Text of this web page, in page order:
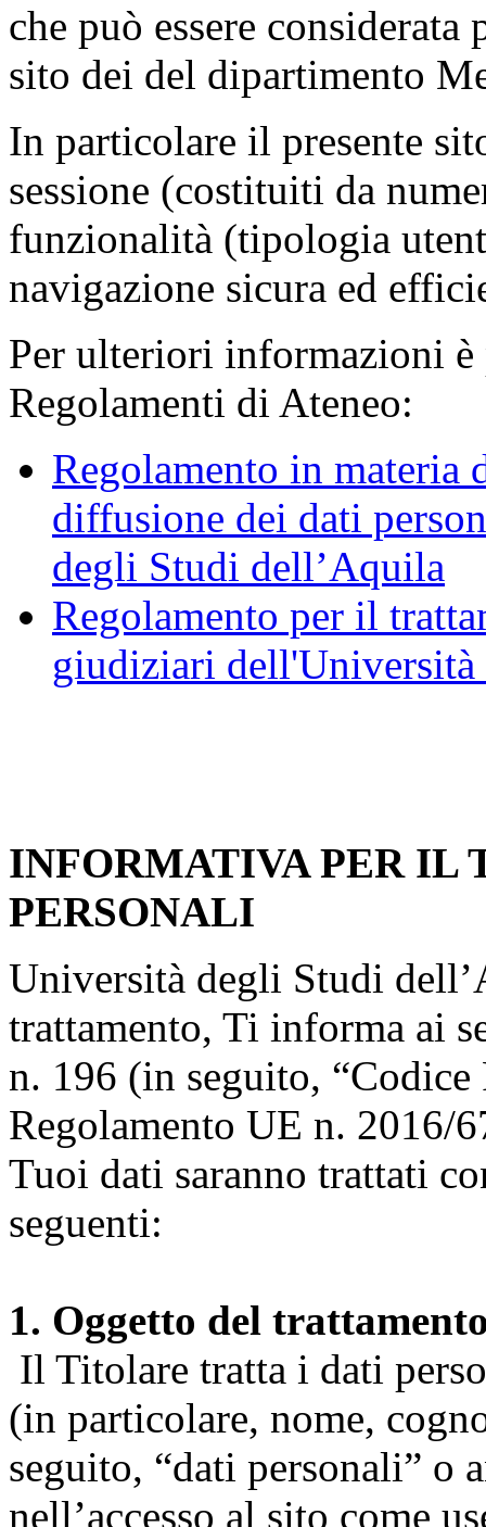
che può essere
sito dei del dipartimento
In particolare il presente
sessione (costituiti da
funzionalità (tipologia
navigazione sicura ed
Per ulteriori informazioni è
Regolamenti di Ateneo:
Regolamento in materia
diffusione dei dati
degli Studi dell’Aquila
Regolamento per il
giudiziari
INFORMATIVA PER IL
PERSONALI
Università degli Studi
trattamento, Ti informa ai
n. 196 (in seguito, “Codice
Regolamento UE n. 2016/
Tuoi dati saranno trattati
seguenti:
1. Oggetto del
Il Titolare tratta i dati
(in particolare, nome,
seguito, “dati personali” o
nell’accesso al sito come